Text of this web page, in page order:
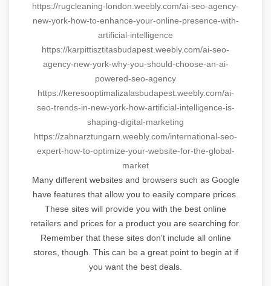
https://rugcleaning-london. weebly.com/ai-seo-agency-
new-york-how-to-enhance-your-online-presence-with-
artificial-intelligence
https://karpittisztitasbudapest. weebly.com/ai-seo-
agency-new-york-why-you-should-choose-an-ai-
powered-seo-agency
https://keresooptimalizalasbudapest. weebly.com/ai-
seo-trends-in-new-york-how-artificial-intelligence-is-
shaping-digital-marketing
https://zahnarztungarn.weebly.com/international-seo-
expert-how-to-optimize-your-website-for-the-global-
market
Many different websites and browsers such as Google
have features that allow you to easily compare prices.
These sites will provide you with the best online
retailers and prices for a product you are searching for.
Remember that these sites don't include all online
stores, though. This can be a great point to begin at if
you want the best deals.